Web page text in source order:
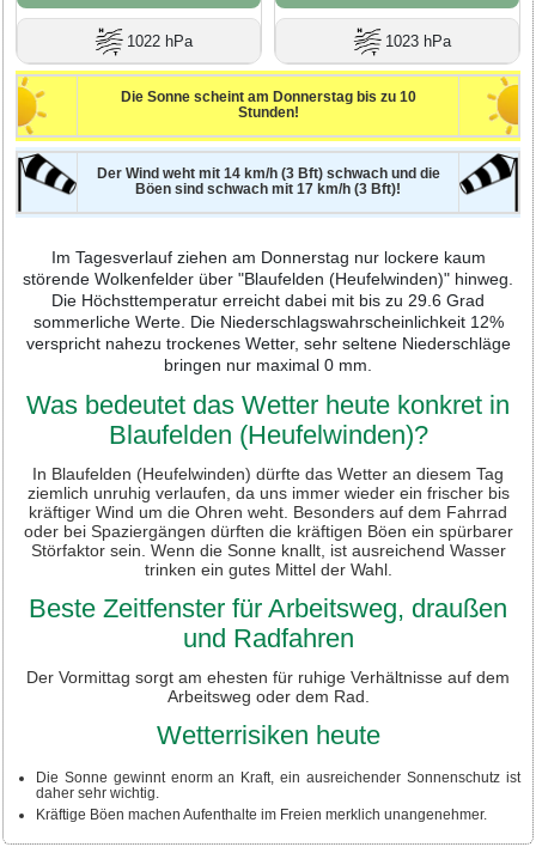
1022 hPa 1023 hPa
Die Sonne scheint am Donnerstag bis zu 10
Stunden!
Der Wind weht mit 14 km/h (3 Bft) schwach und die
Böen sind schwach mit 17 km/h (3 Bft)!
Im Tagesverlauf ziehen am Donnerstag nur lockere kaum
störende Wolkenfelder über "Blaufelden (Heufelwinden)" hinweg.
Die Höchsttemperatur erreicht dabei mit bis zu 29.6 Grad
sommerliche Werte. Die Niederschlagswahrscheinlichkeit 12%
verspricht nahezu trockenes Wetter, sehr seltene Niederschläge
bringen nur maximal 0 mm.
Was bedeutet das Wetter heute konkret in
Blaufelden (Heufelwinden)?
In Blaufelden (Heufelwinden) dürfte das Wetter an diesem Tag
ziemlich unruhig verlaufen, da uns immer wieder ein frischer bis
kräftiger Wind um die Ohren weht. Besonders auf dem Fahrrad
oder bei Spaziergängen dürften die kräftigen Böen ein spürbarer
Störfaktor sein. Wenn die Sonne knallt, ist ausreichend Wasser
trinken ein gutes Mittel der Wahl.
Beste Zeitfenster für Arbeitsweg, draußen
und Radfahren
Der Vormittag sorgt am ehesten für ruhige Verhältnisse auf dem
Arbeitsweg oder dem Rad.
Wetterrisiken heute
Die Sonne gewinnt enorm an Kraft, ein ausreichender Sonnenschutz ist
daher sehr wichtig.
Kräftige Böen machen Aufenthalte im Freien merklich unangenehmer.